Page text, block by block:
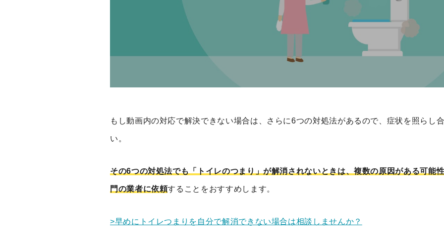
もし動画内の対応で解決できない場合は、さらに6つの対処法があるので、症状を照らし
い。
その6つの対処法でも「トイレのつまり」が解消されないときは、複数の原因がある可能
門の業者に依頼することをおすすめします。
>早めにトイレつまりを自分で解消できない場合は相談しませんか？